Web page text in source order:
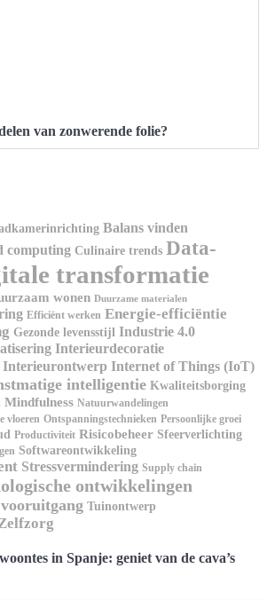
van zonwerende folie?
Balans vinden
computing Culinaire trends Data-
transformatie
wonen Duurzame materialen
Efficiënt werken Energie-efficiëntie
Gezonde levensstijl Industrie 4.0
Interieurdecoratie
Interieurontwerp Internet of Things (IoT)
intelligentie Kwaliteitsborging
Mindfulness Natuurwandelingen
vloeren Ontspanningstechnieken Persoonlijke groei
Productiviteit Risicobeheer Sfeerverlichting
Softwareontwikkeling
Stressvermindering Supply chain
ontwikkelingen
Tuinontwerp
in Spanje: geniet van de cava’s